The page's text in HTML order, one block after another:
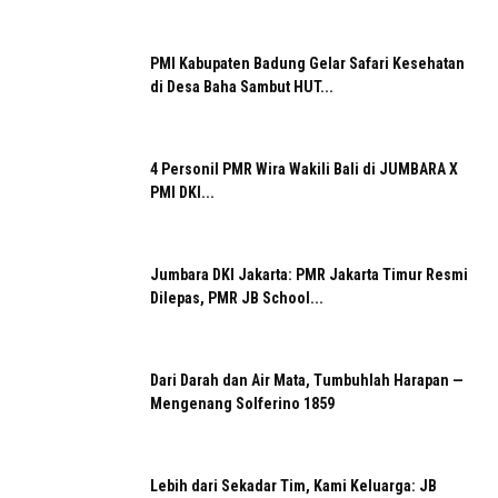
PMI Kabupaten Badung Gelar Safari Kesehatan
di Desa Baha Sambut HUT...
4 Personil PMR Wira Wakili Bali di JUMBARA X
PMI DKI...
Jumbara DKI Jakarta: PMR Jakarta Timur Resmi
Dilepas, PMR JB School...
Dari Darah dan Air Mata, Tumbuhlah Harapan —
Mengenang Solferino 1859
Lebih dari Sekadar Tim, Kami Keluarga: JB